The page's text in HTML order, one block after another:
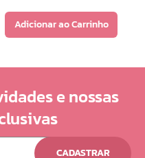
Adicionar ao Carrinho
e nossas
CADASTRAR